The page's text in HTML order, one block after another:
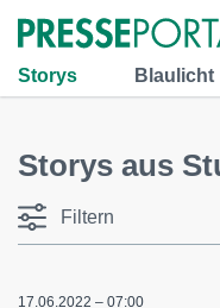
Storys Blaulicht
Storys aus
Filtern
17.06.2022 – 07:00